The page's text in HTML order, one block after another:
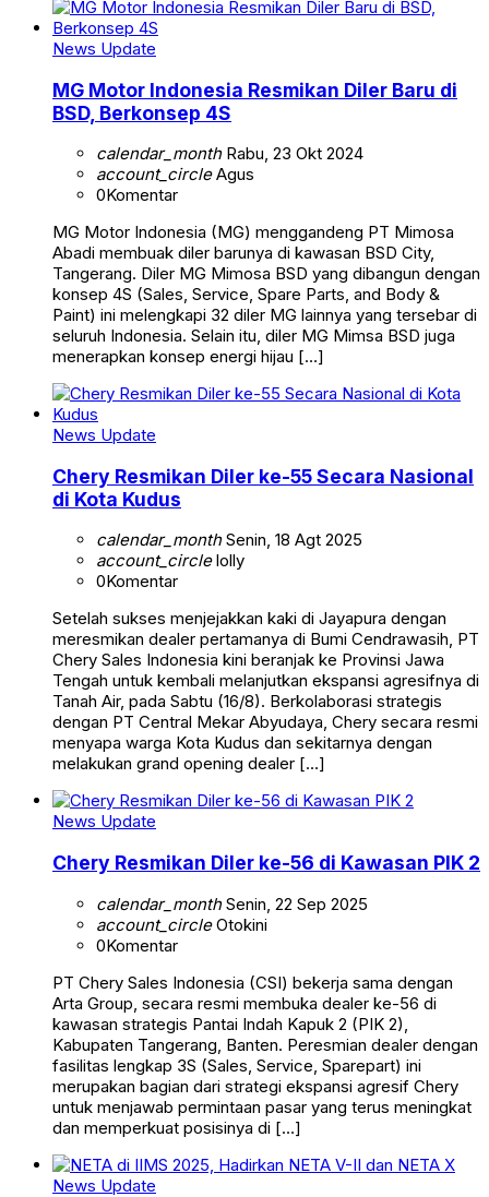
News Update
MG Motor Indonesia Resmikan Diler Baru di
BSD, Berkonsep 4S
calendar_monthRabu, 23 Okt 2024
account_circleAgus
0Komentar
MG Motor Indonesia (MG) menggandeng PT Mimosa
Abadi membuak diler barunya di kawasan BSD City,
Tangerang. Diler MG Mimosa BSD yang dibangun dengan
konsep 4S (Sales, Service, Spare Parts, and Body &
Paint) ini melengkapi 32 diler MG lainnya yang tersebar di
seluruh Indonesia. Selain itu, diler MG Mimsa BSD juga
menerapkan konsep energi hijau […]
News Update
Chery Resmikan Diler ke-55 Secara Nasional
di Kota Kudus
calendar_monthSenin, 18 Agt 2025
account_circlelolly
0Komentar
Setelah sukses menjejakkan kaki di Jayapura dengan
meresmikan dealer pertamanya di Bumi Cendrawasih, PT
Chery Sales Indonesia kini beranjak ke Provinsi Jawa
Tengah untuk kembali melanjutkan ekspansi agresifnya di
Tanah Air, pada Sabtu (16/8). Berkolaborasi strategis
dengan PT Central Mekar Abyudaya, Chery secara resmi
menyapa warga Kota Kudus dan sekitarnya dengan
melakukan grand opening dealer […]
News Update
Chery Resmikan Diler ke-56 di Kawasan PIK 2
calendar_monthSenin, 22 Sep 2025
account_circleOtokini
0Komentar
PT Chery Sales Indonesia (CSI) bekerja sama dengan
Arta Group, secara resmi membuka dealer ke-56 di
kawasan strategis Pantai Indah Kapuk 2 (PIK 2),
Kabupaten Tangerang, Banten. Peresmian dealer dengan
fasilitas lengkap 3S (Sales, Service, Sparepart) ini
merupakan bagian dari strategi ekspansi agresif Chery
untuk menjawab permintaan pasar yang terus meningkat
dan memperkuat posisinya di […]
News Update